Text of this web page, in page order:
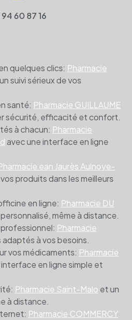
60 87 16
quelques clics: Pharmacie
suivi sérieux de vos
santé: Pharmacie GUILLAUME
sécurité, efficacité et confort.
à chacun: Pharmacie
avec une interface en ligne
ean Jaurès Aulnoye-
produits dans les meilleurs
en ligne: Pharmacie DU
même à distance.
Pharmacie
adaptés à vos besoins.
vos médicaments: Pharmacie
en ligne simple et
Pharmacie Saint-Malo et un
à distance.
Pharmacie COMMERCY